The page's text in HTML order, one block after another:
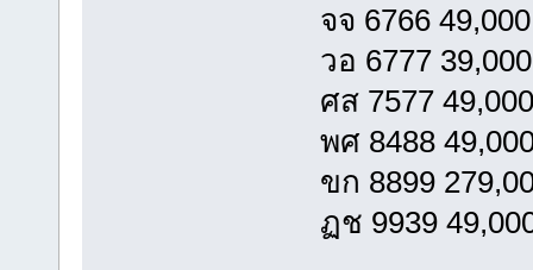
จจ 6766 49,000
วอ 6777 39,000
ศส 7577 49,000
พศ 8488
ขก 8899
ฏช 9939